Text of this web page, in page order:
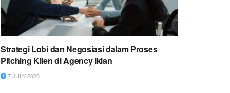
Strategi Lobi dan Negosiasi dalam Proses
Pitching Klien di Agency Iklan
7 JULY 2026